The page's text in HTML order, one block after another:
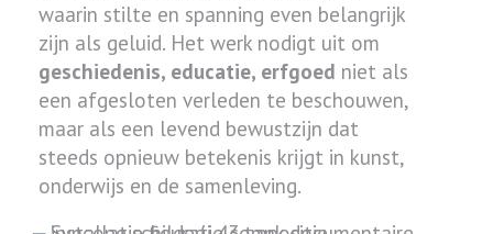
waarin stilte en spanning even belangrijk
zijn als geluid. Het werk nodigt uit om
geschiedenis, educatie, erfgoed niet als
een afgesloten verleden te beschouwen,
maar als een levend bewustzijn dat
steeds opnieuw betekenis krijgt in kunst,
onderwijs en de samenleving.